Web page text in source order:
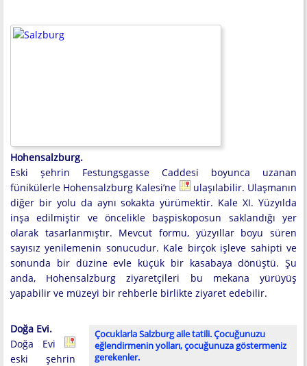
Hohensalzburg.
Eski şehrin Festungsgasse Caddesi boyunca uzanan
fünikülerle Hohensalzburg Kalesi’ne
ulaşılabilir. Ulaşmanın
diğer bir yolu da aynı sokakta yürümektir. Kale XI. Yüzyılda
inşa edilmiştir ve öncelikle başpiskoposun saklandığı yer
olarak tasarlanmıştır. Mevcut formu, yüzyıllar boyu süren
sayısız yenilemenin sonucudur. Kale birçok işleve sahipti ve
sonunda bir düzine evle küçük bir kasabaya dönüştü. Şu
anda, Hohensalzburg ziyaretçileri bu mekana yürüyüş
yapabilir ve müzeyi bir rehberle birlikte ziyaret edebilir.
Çocuklarla Salzburg aile tatili. Çocuğunuzu
eğlendirmenin yolları, çocuğunuza göstermeniz
gerekenler.
Doğa Evi.
Doğa Evi
eski şehrin